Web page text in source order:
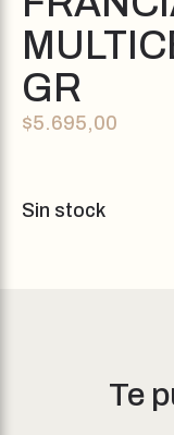
GR
$5.695,00
Sin stock
Te